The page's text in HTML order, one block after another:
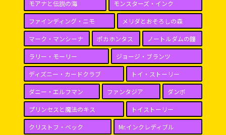
モアナと伝説の海 モンスターズ・インク
ファインディング・ニモ メリダとおそろしの森
マーク・マンシーナ ポカホンタス ノートルダムの鐘
ラリー・モーリー ジョージ・ブランツ
ディズニー・カードクラブ トイ・ストーリー
ダニー・エルフマン ファンタジア ダンボ
プリンセスと魔法のキス トイストーリー
クリストフ・ベック Mr.インクレディブル